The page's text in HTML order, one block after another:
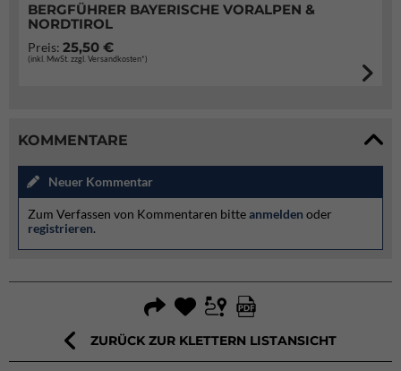
BERGFÜHRER BAYERISCHE VORALPEN &
NORDTIROL
Preis: 25,50 €
(inkl. MwSt. zzgl. Versandkosten*)
KOMMENTARE
Neuer Kommentar
Zum Verfassen von Kommentaren bitteanmelden oder
registrieren.
ZURÜCK ZUR KLETTERN LISTANSICHT